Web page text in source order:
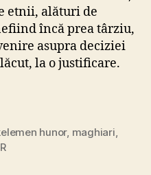
etnii, alături de
încă prea târziu,
asupra deciziei
la o justificare.
hunor, maghiari,